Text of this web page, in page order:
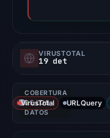
VIRUSTOTAL
19 det
COBERTURA
DE LOS
DATOS
VirusTotal URLQuery